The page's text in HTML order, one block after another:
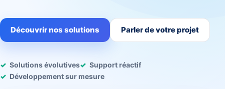
Découvrir nos solutions Parler de votre projet
Solutions évolutives
Support réactif
Développement sur mesure